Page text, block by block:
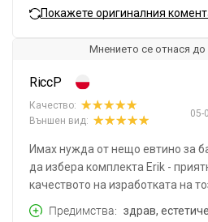
Покажете оригиналния
Мнението се отнася до
RiccP
05-
Качество:
Външен вид:
Имах нужда от нещо евтино за
да избера комплекта Erik -
качеството на изработката на
Предимства
здрав,